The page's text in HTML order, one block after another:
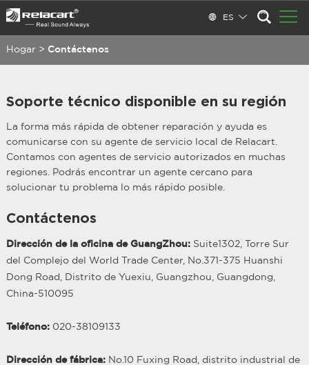
ES
Hogar > Contáctenos
Soporte técnico disponible en su región
La forma más rápida de obtener reparación y ayuda es
comunicarse con su agente de servicio local de Relacart.
Contamos con agentes de servicio autorizados en muchas
regiones. Podrás encontrar un agente cercano para
solucionar tu problema lo más rápido posible.
Contáctenos
Dirección de la oficina de GuangZhou:Suite1302, Torre Sur
del Complejo del World Trade Center, No.371-375 Huanshi
Dong Road, Distrito de Yuexiu, Guangzhou, Guangdong,
China-510095
Teléfono:020-38109133
Dirección de fábrica:No.10 Fuxing Road, distrito industrial de